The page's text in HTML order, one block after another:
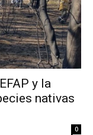
y la
nativas
0